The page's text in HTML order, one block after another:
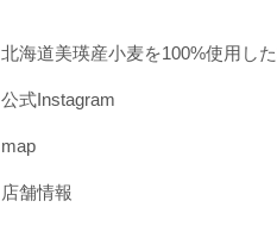
北海道美瑛産小麦を100%使用し
公式Instagram
map
店舗情報